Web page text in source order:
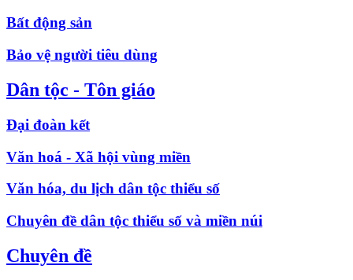
Bất động sản
Bảo vệ người tiêu dùng
Dân tộc - Tôn giáo
Đại đoàn kết
Văn hoá - Xã hội vùng miền
Văn hóa, du lịch dân tộc thiểu số
Chuyên đề dân tộc thiểu số và miền núi
Chuyên đề